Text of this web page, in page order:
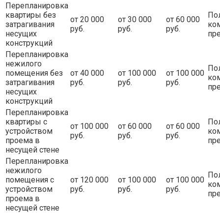
Перепланировка
квартиры без
затрагивания
несущих
конструкций
от 20 000
руб.
от 30 000
руб.
от 60 000
руб.
Перепланировка
нежилого
помещения без
затрагивания
несущих
конструкций
от 40 000
руб.
от 100 000
руб.
от 100 000
руб.
Перепланировка
квартиры с
устройством
проема в
несущей стене
от 100 000
руб.
от 60 000
руб.
от 60 000
руб.
Перепланировка
нежилого
помещения с
устройством
проема в
несущей стене
от 120 000
руб.
от 100 000
руб.
от 100 000
руб.